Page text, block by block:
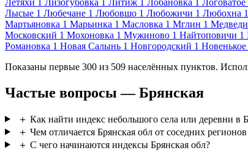
Лысые 1 Любечане 1 Любовшо 1 Любожичи 1 Любохна 1
Мартьяновка 1 Марьинка 1 Масловка 1 Мглин 1 Медведи
Московский 1 Мохоновка 1 Мужиново 1 Найтоповичи 1
Романовка 1 Новая Салынь 1 Новгородский 1 Новенькое
Показаны первые 300 из 509 населённых пунктов.
Частые вопросы — Брянская
＋ Как найти индекс небольшого села или деревни в
＋ Чем отличается Брянская обл от соседних
＋ С чего начинаются индексы Брянская обл?